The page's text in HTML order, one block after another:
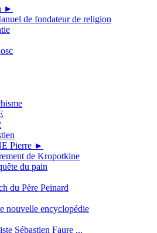
►
de fondateur de religion
Pierre ►
de Kropotkine
du pain
du Père Peinard
nouvelle encyclopédie
Sébastien Faure ...